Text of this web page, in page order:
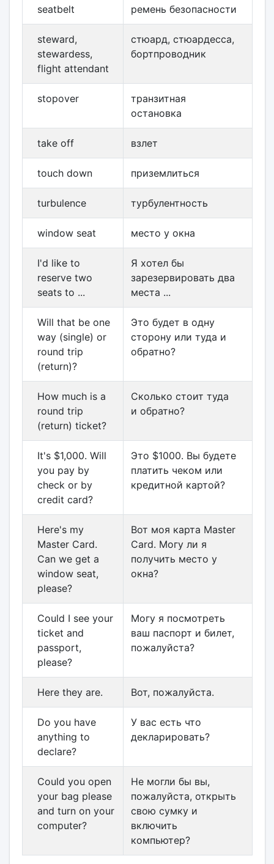
seatbelt ремень безопасности
steward,
stewardess,
flight attendant
стюард, стюардесса,
бортпроводник
stopover
транзитная
остановка
take off взлет
touch down приземлиться
turbulence турбулентность
window seat место у окна
I'd like to
reserve two
seats to ...
Я хотел бы
зарезервировать два
места ...
Will that be one
way (single) or
round trip
(return)?
Это будет в одну
сторону или туда и
обратно?
How much is a
round trip
(return) ticket?
Сколько стоит туда
и обратно?
It's $1,000. Will
you pay by
check or by
credit card?
Это $1000. Вы будете
платить чеком или
кредитной картой?
Here's my
Master Card.
Can we get a
window seat,
please?
Вот моя карта Master
Card. Могу ли я
получить место у
окна?
Could I see your
ticket and
passport,
please?
Могу я посмотреть
ваш паспорт и билет,
пожалуйста?
Here they are. Вот, пожалуйста.
Do you have
anything to
declare?
У вас есть что
декларировать?
Could you open
your bag please
and turn on your
computer?
Не могли бы вы,
пожалуйста, открыть
свою сумку и
включить
компьютер?